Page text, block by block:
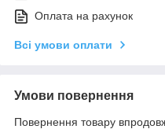
Оплата на рахунок
Всі умови оплати
Умови повернення
Повернення товару